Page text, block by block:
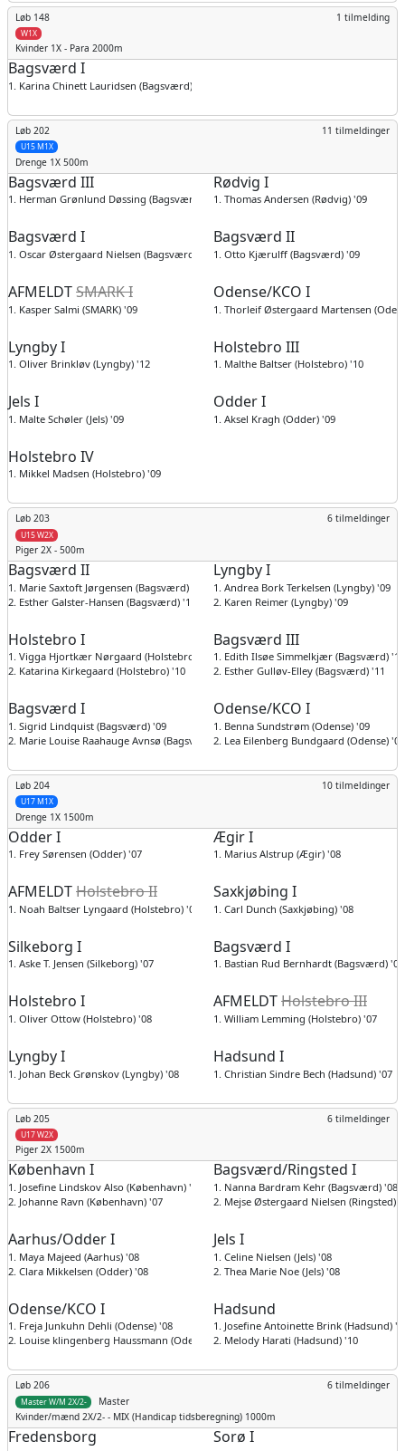
Løb 148 1 tilmelding
W1X
Kvinder 1X - Para 2000m
Bagsværd I
1. Karina Chinett Lauridsen (Bagsværd) '76
Løb 202 11 tilmeldinger
U15 M1X
Drenge 1X 500m
Bagsværd III
1. Herman Grønlund Døssing (Bagsværd) '09
Rødvig I
1. Thomas Andersen (Rødvig) '09
Bagsværd I
1. Oscar Østergaard Nielsen (Bagsværd) '09
Bagsværd II
1. Otto Kjærulff (Bagsværd) '09
AFMELDTSMARK I
1. Kasper Salmi (SMARK) '09
Odense/KCO I
1. Thorleif Østergaard Martensen
Lyngby I
1. Oliver Brinkløv (Lyngby) '12
Holstebro III
1. Malthe Baltser (Holstebro) '10
Jels I
1. Malte Schøler (Jels) '09
Odder I
1. Aksel Kragh (Odder) '09
Holstebro IV
1. Mikkel Madsen (Holstebro) '09
Løb 203 6 tilmeldinger
U15 W2X
Piger 2X - 500m
Bagsværd II
1. Marie Saxtoft Jørgensen (Bagsværd) '09
2. Esther Galster-Hansen (Bagsværd) '11
Lyngby I
1. Andrea Bork Terkelsen (Lyngby) '09
2. Karen Reimer (Lyngby) '09
Holstebro I
1. Vigga Hjortkær Nørgaard (Holstebro) '09
2. Katarina Kirkegaard (Holstebro) '10
Bagsværd III
1. Edith Ilsøe Simmelkjær (Bagsværd) '11
2. Esther Gulløv-Elley (Bagsværd) '11
Bagsværd I
1. Sigrid Lindquist (Bagsværd) '09
2. Marie Louise Raahauge Avnsø (Bagsværd) '09
Odense/KCO I
1. Benna Sundstrøm (Odense) '09
2. Lea Eilenberg Bundgaard (Odense) '09
Løb 204 10 tilmeldinger
U17 M1X
Drenge 1X 1500m
Odder I
1. Frey Sørensen (Odder) '07
Ægir I
1. Marius Alstrup (Ægir) '08
AFMELDTHolstebro II
1. Noah Baltser Lyngaard (Holstebro) '07
Saxkjøbing I
1. Carl Dunch (Saxkjøbing) '08
Silkeborg I
1. Aske T. Jensen (Silkeborg) '07
Bagsværd I
1. Bastian Rud Bernhardt (Bagsværd) '07
Holstebro I
1. Oliver Ottow (Holstebro) '08
AFMELDTHolstebro III
1. William Lemming (Holstebro) '07
Lyngby I
1. Johan Beck Grønskov (Lyngby) '08
Hadsund I
1. Christian Sindre Bech (Hadsund) '07
Løb 205 6 tilmeldinger
U17 W2X
Piger 2X 1500m
København I
1. Josefine Lindskov Also (København) '08
2. Johanne Ravn (København) '07
Bagsværd/Ringsted I
1. Nanna Bardram Kehr (Bagsværd) '08
2. Mejse Østergaard Nielsen (Ringsted)
Aarhus/Odder I
1. Maya Majeed (Aarhus) '08
2. Clara Mikkelsen (Odder) '08
Jels I
1. Celine Nielsen (Jels) '08
2. Thea Marie Noe (Jels) '08
Odense/KCO I
1. Freja Junkuhn Dehli (Odense) '08
2. Louise klingenberg Haussmann (Odense) '09
Hadsund
1. Josefine Antoinette Brink (Hadsund)
2. Melody Harati (Hadsund) '10
Løb 206
Master
6 tilmeldinger
Master W/M 2X/2-
Kvinder/mænd 2X/2- - MIX (Handicap tidsberegning) 1000m
Fredensborg Sorø I